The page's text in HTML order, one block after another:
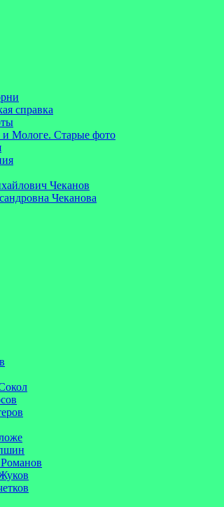
справка
Мологе. Старые фото
Чеканов
Чеканова